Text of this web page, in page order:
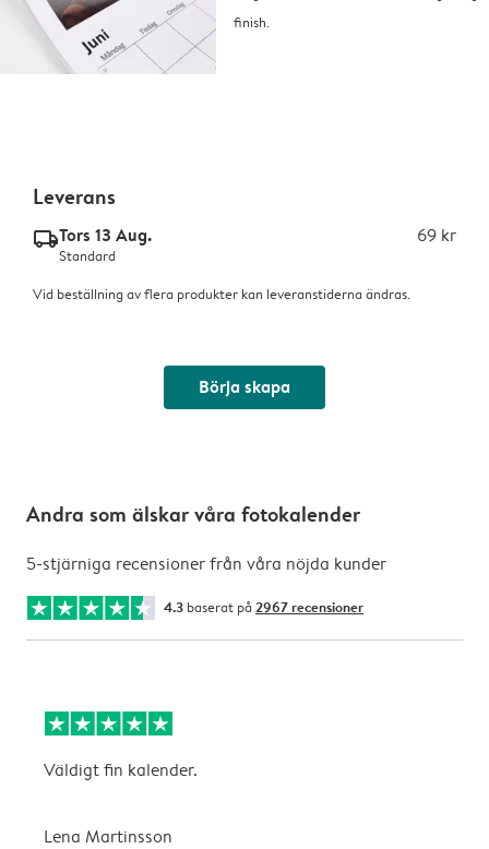
finish.
Leverans
delivery_standard_v2Tors 13 Aug. 69 kr
Standard
Vid beställning av flera produkter kan leveranstiderna ändras.
Börja skapa
Andra som älskar våra fotokalender
5-stjärniga recensioner från våra nöjda kunder
4.3 baserat på 2967 recensioner
Väldigt fin kalender.
Lena Martinsson